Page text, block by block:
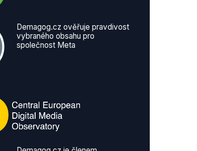
Demagog.cz ověřuje pravdivost
vybraného obsahu pro
společnost Meta